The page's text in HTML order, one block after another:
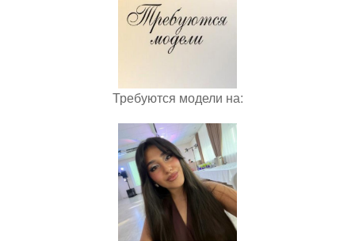
Требуются модели на: